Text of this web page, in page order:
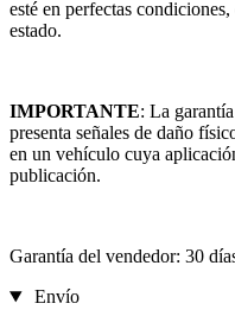
esté en perfectas
estado.
IMPORTANTE: La
presenta señales de daño
en un vehículo cuya
publicación.
Garantía del vendedor: 30
Envío